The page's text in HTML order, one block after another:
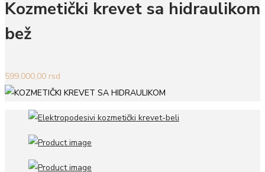
Kozmetički krevet sa hidraulikom
bež
599.000,00 rsd